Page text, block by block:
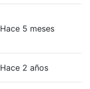
Hace 5 meses
Hace 2 años